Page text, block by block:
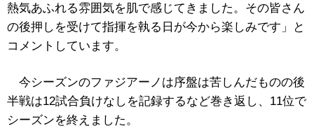
熱気あふれる雰囲気を肌で感じてきました。その皆さん
の後押しを受けて指揮を執る日が今から楽しみです」と
コメントしています。
今シーズンのファジアーノは序盤は苦しんだものの後
半戦は12試合負けなしを記録するなど巻き返し、11位で
シーズンを終えました。